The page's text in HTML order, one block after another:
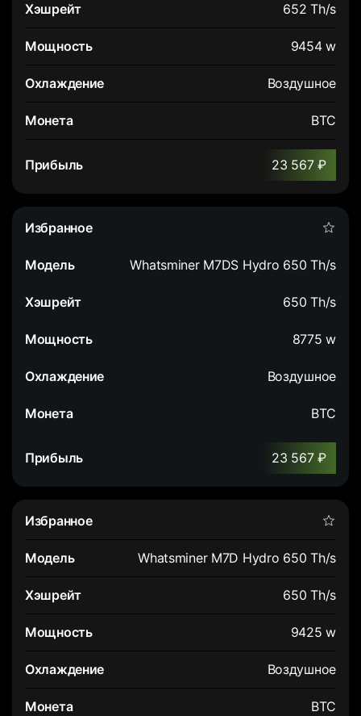
652 Th/s
9454 w
Воздушное
BTC
23 567 ₽
Whatsminer M7DS Hydro 650 Th/s
650 Th/s
8775 w
Воздушное
BTC
23 567 ₽
Whatsminer M7D Hydro 650 Th/s
650 Th/s
9425 w
Воздушное
BTC